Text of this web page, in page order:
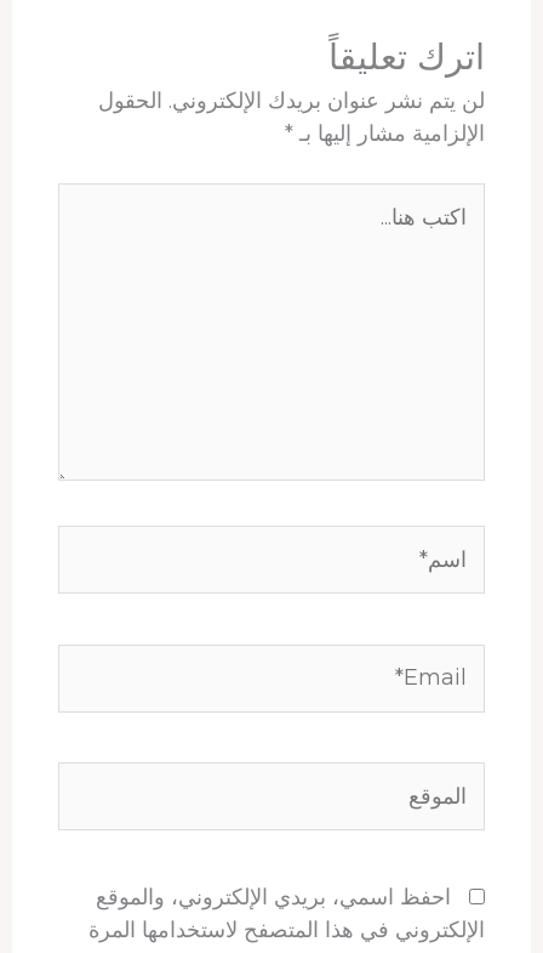
اترك تعليقاً
لن يتم نشر عنوان بريدك الإلكتروني. الحقول
الإلزامية مشار إليها بـ*
هنا...
احفظ اسمي، بريدي الإلكتروني، والموقع
الإلكتروني في هذا المتصفح لاستخدامها المرة